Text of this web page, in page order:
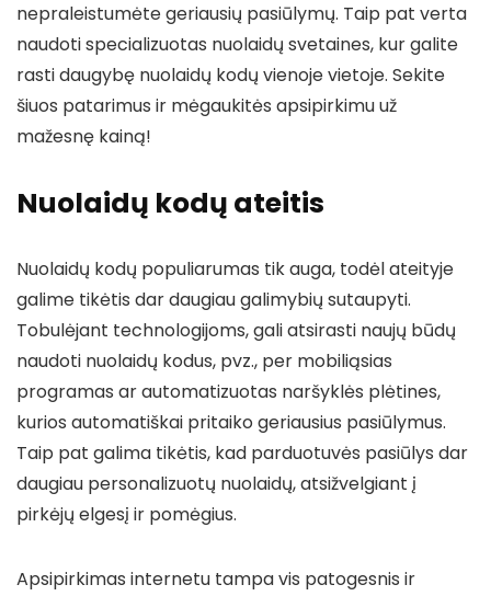
nepraleistumėte geriausių pasiūlymų. Taip pat verta
naudoti specializuotas nuolaidų svetaines, kur galite
rasti daugybę nuolaidų kodų vienoje vietoje. Sekite
šiuos patarimus ir mėgaukitės apsipirkimu už
mažesnę kainą!
Nuolaidų kodų ateitis
Nuolaidų kodų populiarumas tik auga, todėl ateityje
galime tikėtis dar daugiau galimybių sutaupyti.
Tobulėjant technologijoms, gali atsirasti naujų būdų
naudoti nuolaidų kodus, pvz., per mobiliąsias
programas ar automatizuotas naršyklės plėtines,
kurios automatiškai pritaiko geriausius pasiūlymus.
Taip pat galima tikėtis, kad parduotuvės pasiūlys dar
daugiau personalizuotų nuolaidų, atsižvelgiant į
pirkėjų elgesį ir pomėgius.
Apsipirkimas internetu tampa vis patogesnis ir